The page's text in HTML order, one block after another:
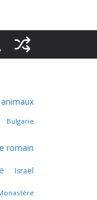
animaux
Bulgarie
romain
Israël